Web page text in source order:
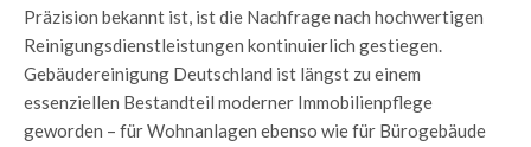
Präzision bekannt ist, ist die Nachfrage nach hochwertigen
Reinigungsdienstleistungen kontinuierlich gestiegen.
Gebäudereinigung Deutschland ist längst zu einem
essenziellen Bestandteil moderner Immobilienpflege
geworden – für Wohnanlagen ebenso wie für Bürogebäude